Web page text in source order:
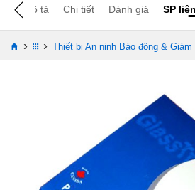
Mô tả Chi tiết Đánh giá SP
› › Thiết bị An ninh Báo động & Giám